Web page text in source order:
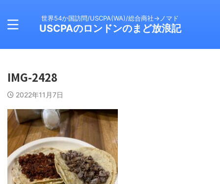
世界54か国訪問/USCPA(WA)/総合商社→ノマド
USCPAのロンドンのまど放浪記
IMG-2428
2022年11月7日